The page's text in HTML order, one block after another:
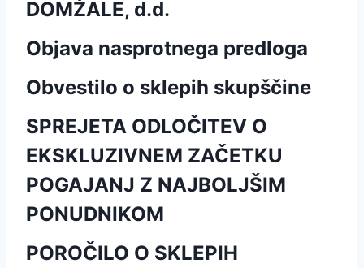
DOMŽALE, d.d.
Objava nasprotnega predloga
Obvestilo o sklepih skupščine
SPREJETA ODLOČITEV O
EKSKLUZIVNEM ZAČETKU
POGAJANJ Z NAJBOLJŠIM
PONUDNIKOM
POROČILO O SKLEPIH